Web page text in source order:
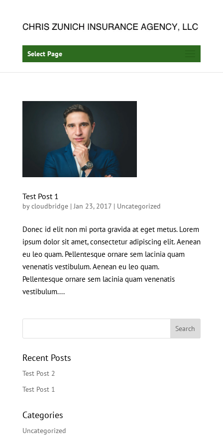
Select Page
Test Post 1
bycloudbridge| Jan 23, 2017 | Uncategorized
Donec id elit non mi porta gravida at eget metus. Lorem
ipsum dolor sit amet, consectetur adipiscing elit. Aenean
eu leo quam. Pellentesque ornare sem lacinia quam
venenatis vestibulum. Aenean eu leo quam.
Pellentesque ornare sem lacinia quam venenatis
vestibulum....
Recent Posts
Test Post 2
Test Post 1
Categories
Uncategorized